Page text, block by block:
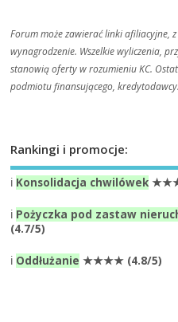
Forum może zawierać linki afiliacyjne,
wynagrodzenie. Wszelkie wyliczenia,
stanowią oferty w rozumieniu KC.
podmiotu finansującego, kredytodawcy.
Rankingi i promocje:
ℹ️ Konsolidacja chwilówek
ℹ️ Pożyczka pod zastaw
(4.7/5)
ℹ️ Oddłużanie ★★★★ (4.8/5)